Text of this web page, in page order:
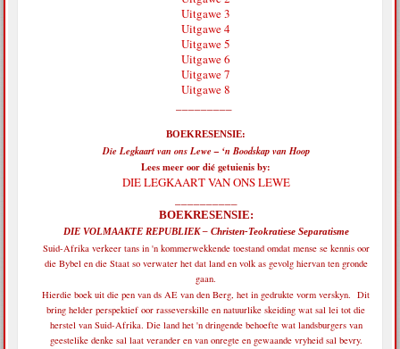
Uitgawe 3
Uitgawe 4
Uitgawe 5
Uitgawe 6
Uitgawe 7
Uitgawe 8
BOEKRESENSIE:
Die Legkaart van ons Lewe – ‘n Boodskap van Hoop
Lees meer oor dié getuienis by:
DIE LEGKAART VAN ONS LEWE
BOEKRESENSIE:
DIE VOLMAAKTE REPUBLIEK – Christen-Teokratiese Separatisme
Suid-Afrika verkeer tans in 'n kommerwekkende toestand omdat mense se kennis oor
die Bybel en die Staat so verwater het dat land en volk as gevolg hiervan ten gronde
gaan.
Hierdie boek uit die pen van ds AE van den Berg, het in gedrukte vorm verskyn. Dit
bring helder perspektief oor rasseverskille en natuurlike skeiding wat sal lei tot die
herstel van Suid-Afrika. Die land het 'n dringende behoefte wat landsburgers van
geestelike denke sal laat verander en van onregte en gewaande vryheid sal bevry.